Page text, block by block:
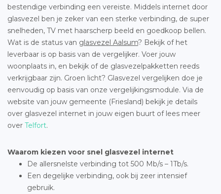
bestendige verbinding een vereiste. Middels internet door
glasvezel ben je zeker van een sterke verbinding, de super
snelheden, TV met haarscherp beeld en goedkoop bellen.
Wat is de status van glasvezel Aalsum? Bekijk of het
leverbaar is op basis van de vergelijker. Voer jouw
woonplaats in, en bekijk of de glasvezelpakketten reeds
verkrijgbaar zijn. Groen licht? Glasvezel vergelijken doe je
eenvoudig op basis van onze vergelijkingsmodule. Via de
website van jouw gemeente (Friesland) bekijk je details
over glasvezel internet in jouw eigen buurt of lees meer
over Telfort.
Waarom kiezen voor snel glasvezel internet
De allersnelste verbinding tot 500 Mb/s – 1Tb/s.
Een degelijke verbinding, ook bij zeer intensief
gebruik.